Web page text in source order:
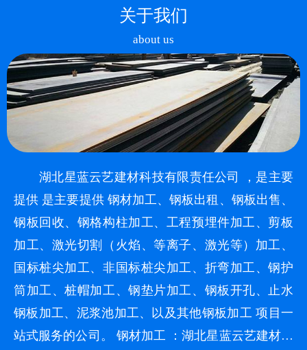
关于我们
about us
湖北星蓝云艺建材科技有限责任公司 ，是主要
提供 是主要提供 钢材加工、钢板出租、钢板出售、
钢板回收、钢格构柱加工、工程预埋件加工、剪板
加工、激光切割（火焰、等离子、激光等）加工、
国标桩尖加工、非国标桩尖加工、折弯加工、钢护
筒加工、桩帽加工、钢垫片加工、钢板开孔、止水
钢板加工、泥浆池加工、以及其他钢板加工 项目一
站式服务的公司。 钢材加工 ：湖北星蓝云艺建材科